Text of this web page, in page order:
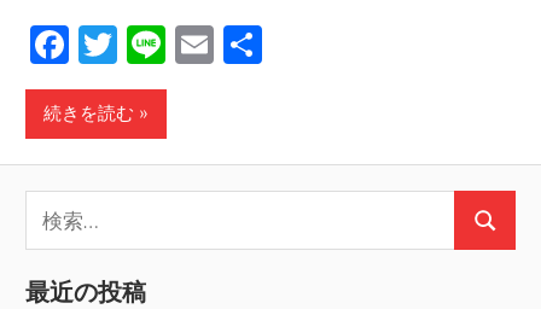
Facebook
Twitter
LineEmail
続きを読む
索:
検
最近の投稿